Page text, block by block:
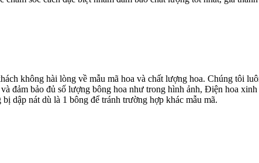
không hài lòng về mẫu mã hoa và chất lượng hoa. Chúng tôi
đảm bảo đủ số lượng bông hoa như trong hình ảnh, Điện hoa
dập nát dù là 1 bông để tránh trường hợp khác mẫu mã.